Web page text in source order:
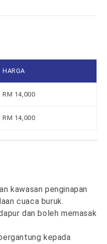
HARGA
RM 14,000
RM 14,000
kawasan penginapan
cuaca buruk.
dan boleh memasak
kepada